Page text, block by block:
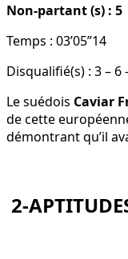
Non-partant (s) : 5
Temps : 03’05”14
Disqualifié(s) : 3 – 6
Le suédois Caviar
de cette
démontrant qu’il
2-